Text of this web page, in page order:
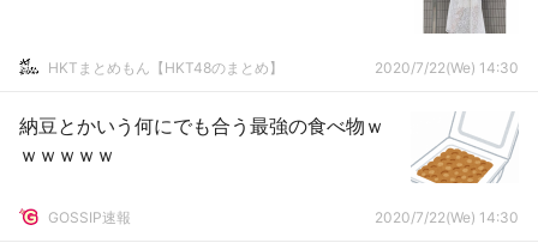
HKTまとめもん【HKT48のまとめ】 2020/7/22(We) 14:30
納豆とかいう何にでも合う最強の食べ物ｗ
ｗｗｗｗｗ
GOSSIP速報 2020/7/22(We) 14:30